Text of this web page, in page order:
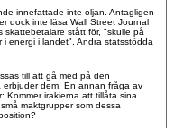
innefattade inte oljan. Antagligen
dock inte läsa Wall Street Journal
skattebetalare stått för, "skulle på
energi i landet". Andra statsstödda
till att gå med på den
dem. En annan fråga av
Kommer irakierna att tillåta sina
maktgrupper som dessa